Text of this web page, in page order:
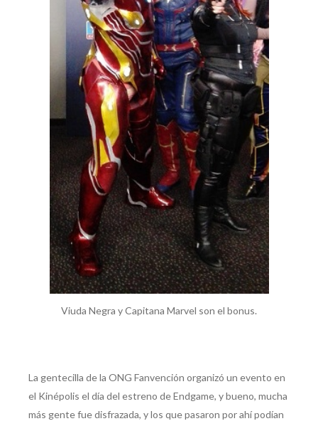
Viuda Negra y Capitana Marvel son el bonus.
La gentecilla de la ONG Fanvención organizó un evento en
el Kinépolis el día del estreno de Endgame, y bueno, mucha
más gente fue disfrazada, y los que pasaron por ahí podían